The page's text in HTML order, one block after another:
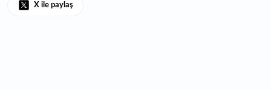
X ile paylaş